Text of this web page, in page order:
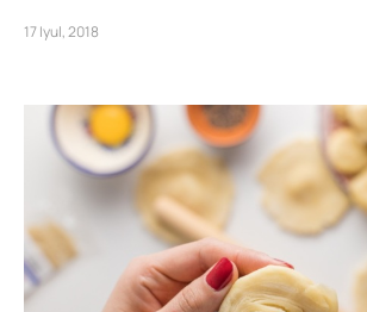
17 Iyul, 2018